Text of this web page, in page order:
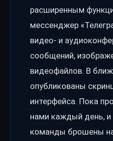
расширенным
мессенджер
видео- и
сообщений,
видеофайлов. В
опубликованы
интерфейса. Пока
нами каждый день, и
команды брошены